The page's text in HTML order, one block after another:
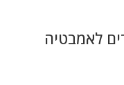
לאמבטיה